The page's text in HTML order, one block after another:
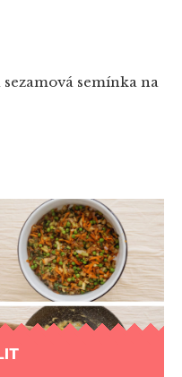
semínka na